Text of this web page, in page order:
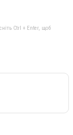
Ctrl + Enter, щоб